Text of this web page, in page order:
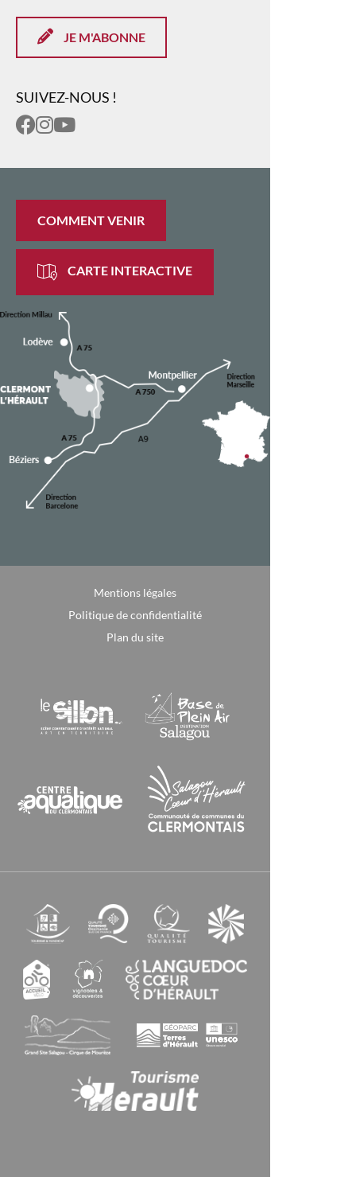
JE M'ABONNE
SUIVEZ-NOUS !
COMMENT VENIR
CARTE INTERACTIVE
Mentions légales
Politique de confidentialité
Plan du site